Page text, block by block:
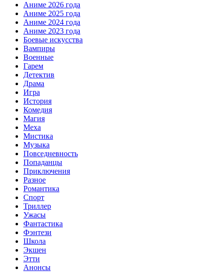
Аниме 2026 года
Аниме 2025 года
Аниме 2024 года
Аниме 2023 года
Боевые искусства
Вампиры
Военные
Гарем
Детектив
Драма
Игра
История
Комедия
Магия
Меха
Мистика
Музыка
Повседневность
Попаданцы
Приключения
Разное
Романтика
Спорт
Триллер
Ужасы
Фантастика
Фэнтези
Школа
Экшен
Этти
Анонсы